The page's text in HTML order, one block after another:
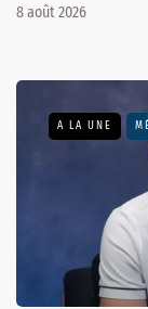
8 août 2026
A LA UNE